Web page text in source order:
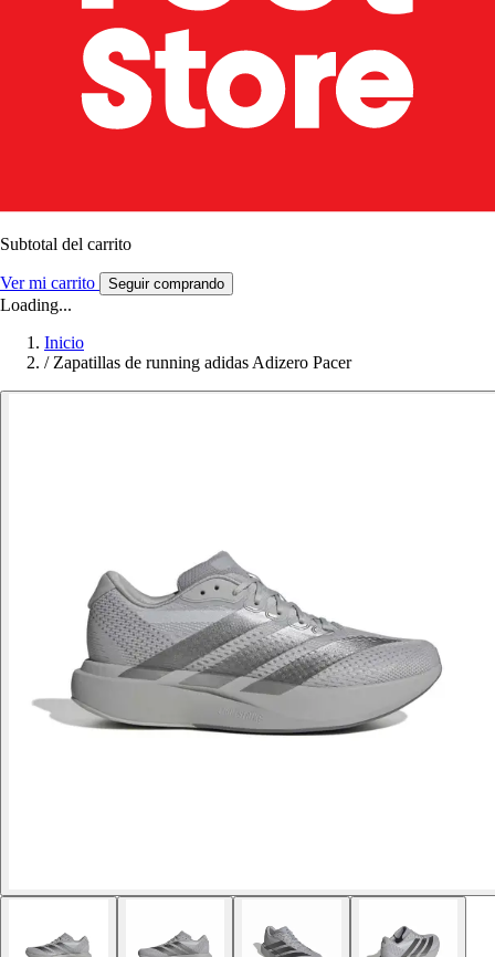
Subtotal del carrito
Ver mi carrito Seguir comprando
Loading...
Inicio
/ Zapatillas de running adidas Adizero Pacer